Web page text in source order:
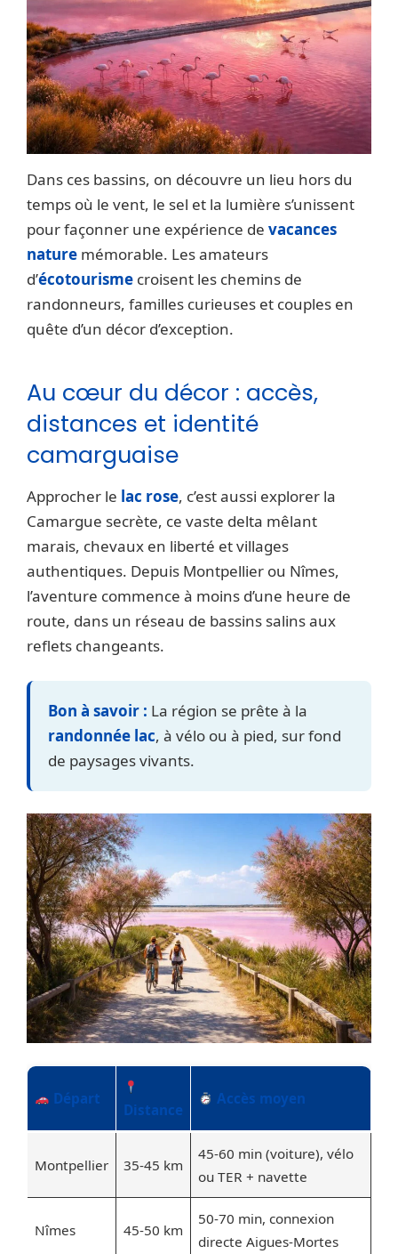
Dans ces bassins, on découvre un lieu hors du
temps où le vent, le sel et la lumière s’unissent
pour façonner une expérience de vacances
nature mémorable. Les amateurs
d’écotourisme croisent les chemins de
randonneurs, familles curieuses et couples en
quête d’un décor d’exception.
Au cœur du décor : accès,
distances et identité
camarguaise
Approcher le lac rose, c’est aussi explorer la
Camargue secrète, ce vaste delta mêlant
marais, chevaux en liberté et villages
authentiques. Depuis Montpellier ou Nîmes,
l’aventure commence à moins d’une heure de
route, dans un réseau de bassins salins aux
reflets changeants.
Bon à savoir : La région se prête à la
randonnée lac, à vélo ou à pied, sur fond
de paysages vivants.
Départ
Distance
Accès moyen
Montpellier 35-45 km
45-60 min (voiture), vélo
ou TER + navette
Nîmes 45-50 km
50-70 min, connexion
directe Aigues-Mortes